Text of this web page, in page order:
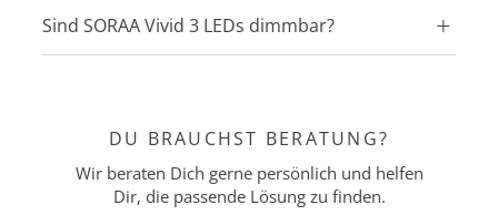
Sind SORAA Vivid 3 LEDs dimmbar?
DU BRAUCHST BERATUNG?
Wir beraten Dich gerne persönlich und helfen
Dir, die passende Lösung zu finden.